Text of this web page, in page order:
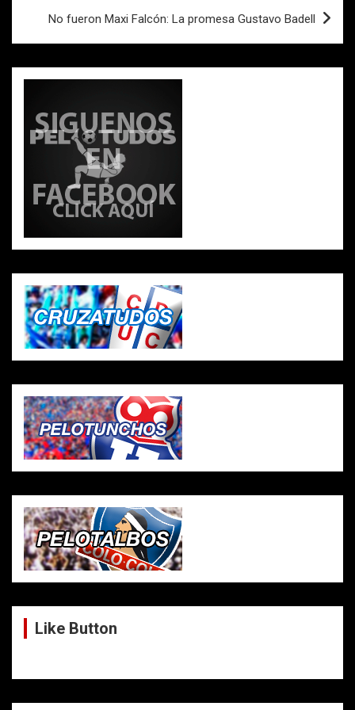
o
k
p
p
No fueron Maxi Falcón: La promesa Gustavo Badell
Like Button